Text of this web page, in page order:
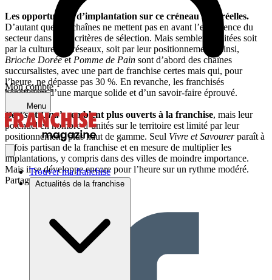
Mon compte
Menu
Trouver ma franchise
Actualités de la franchise
Les opportunités d’implantation sur ce créneau sont réelles.
D’autant que ces chaînes ne mettent pas en avant l’expérience du
secteur dans leurs critères de sélection. Mais semblent limitées soit
par la culture des réseaux, soit par leur positionnement. Ainsi,
Brioche Doréeet Pomme de Pain sont d’abord des chaînes
succursalistes, avec une part de franchise certes mais qui, pour
l’heure, ne dépasse pas 30 %. En revanche, les franchisés
bénéficient d’une marque solide et d’un savoir-faire éprouvé.
Bert’setLina’ssemblent plus ouverts à la franchise, mais leur
potentiel en nombre d’unités sur le territoire est limité par leur
positionnement, plus haut de gamme. Seul Vivre et Savourerparaît à
la fois partisan de la franchise et en mesure de multiplier les
implantations, y compris dans des villes de moindre importance.
Mais il se développe encore pour l’heure sur un rythme modéré.
Partager sur :